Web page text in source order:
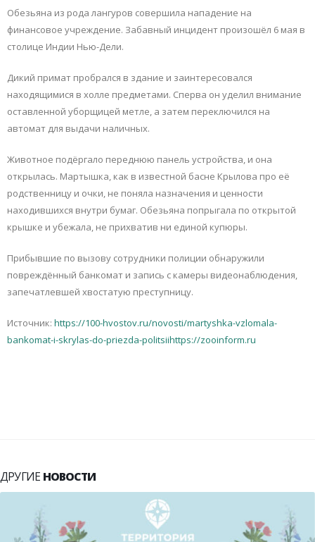
Обезьяна из рода лангуров совершила нападение на
финансовое учреждение. Забавный инцидент произошёл 6 мая в
столице Индии Нью-Дели.
Дикий примат пробрался в здание и заинтересовался
находящимися в холле предметами. Сперва он уделил внимание
оставленной уборщицей метле, а затем переключился на
автомат для выдачи наличных.
Животное подёргало переднюю панель устройства, и она
открылась. Мартышка, как в известной басне Крылова про её
родственницу и очки, не поняла назначения и ценности
находившихся внутри бумаг. Обезьяна попрыгала по открытой
крышке и убежала, не прихватив ни единой купюры.
Прибывшие по вызову сотрудники полиции обнаружили
повреждённый банкомат и запись с камеры видеонаблюдения,
запечатлевшей хвостатую преступницу.
Источник: https://100-hvostov.ru/novosti/martyshka-vzlomala-
bankomat-i-skrylas-do-priezda-politsiihttps://zooinform.ru
ДРУГИЕ НОВОСТИ